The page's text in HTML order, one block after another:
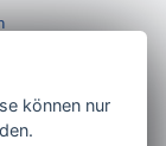
können nur